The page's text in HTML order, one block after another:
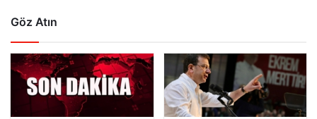
Göz Atın